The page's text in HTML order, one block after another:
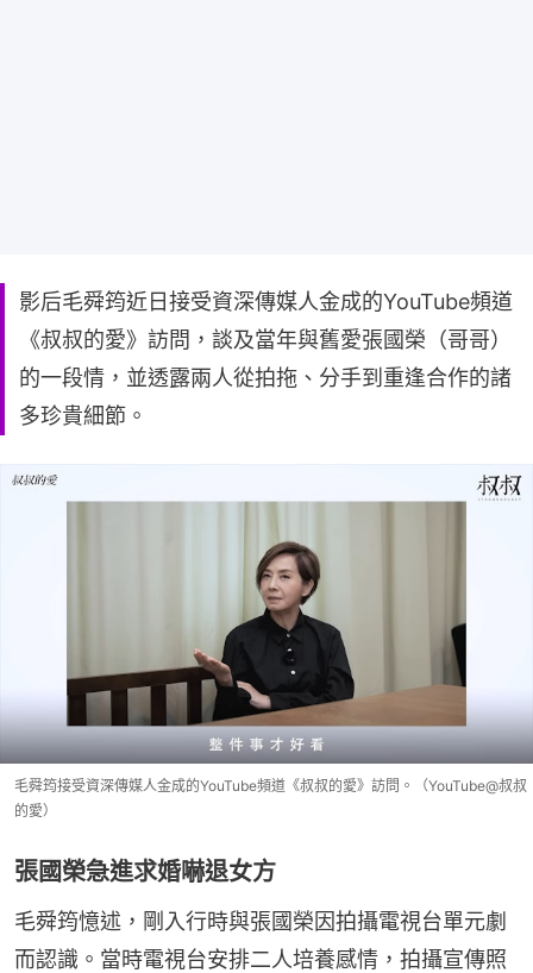
影后毛舜筠近日接受資深傳媒人金成的YouTube頻道
《叔叔的愛》訪問，談及當年與舊愛張國榮（哥哥）
的一段情，並透露兩人從拍拖、分手到重逢合作的諸
多珍貴細節。
毛舜筠接受資深傳媒人金成的YouTube頻道《叔叔的愛》訪問。（YouTube@叔叔
的愛）
張國榮急進求婚嚇退女方
毛舜筠憶述，剛入行時與張國榮因拍攝電視台單元劇
而認識。當時電視台安排二人培養感情，拍攝宣傳照